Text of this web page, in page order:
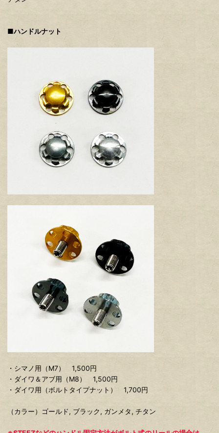
■ハンドルナット
・シマノ用（M7） 1,500円
・ダイワ＆アブ用（M8） 1,500円
・ダイワ用（ボルトタイプナット） 1,700円
（カラー）ゴールド, ブラック, ガンメタ, チタン